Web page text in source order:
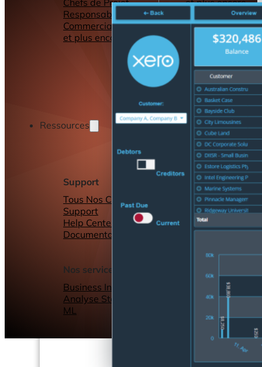
Chefs de Projet
Responsables
Commerciaux
et plus encore...
et plus encore...
Ressources
Support
Tous Nos Canaux de
Support
Help Center &
Documentation
Nos services
Business Intelligence
Analyse Statistique &
ML
Autres
Tableaux de
Rapports
Connecteurs
Webinars
Notre blog